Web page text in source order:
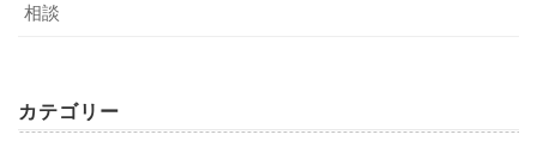
相談
カテゴリー